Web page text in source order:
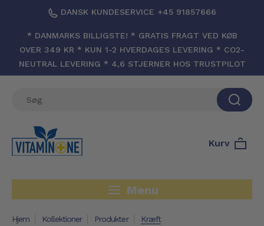
DANSK KUNDESERVICE +45 91857666
* DANMARKS BILLIGSTE! * GRATIS FRAGT VED KØB
OVER 349 KR * KUN 1-2 HVERDAGES LEVERING * CO2-
NEUTRAL LEVERING * 4,6 STJERNER HOS TRUSTPILOT
Kurv
Menu
Hjem Kollektioner Produkter Kræft